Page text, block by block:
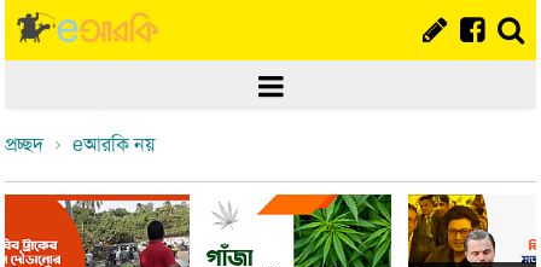
প্রচ্ছদ eআরকি নয়